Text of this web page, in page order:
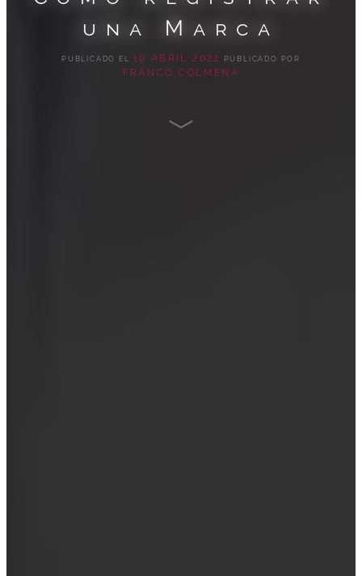
una Marca
PUBLICADO EL 19 ABRIL 2022 PUBLICADO POR
FRANCO COLMENA